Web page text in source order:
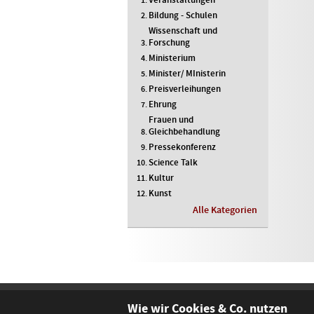
Bildung - Schulen
Wissenschaft und
Forschung
Ministerium
Minister/ MInisterin
Preisverleihungen
Ehrung
Frauen und
Gleichbehandlung
Pressekonferenz
Science Talk
Kultur
Kunst
Alle Kategorien
Wie wir Cookies & Co. nutzen